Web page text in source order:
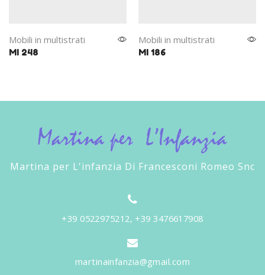
Mobili in multistrati
MI 248
Mobili in multistrati
MI 186
Martina per L'infanzia Di Francesconi Romeo Snc
+39 0522975212, +39 3476617908
martinainfanzia@gmail.com